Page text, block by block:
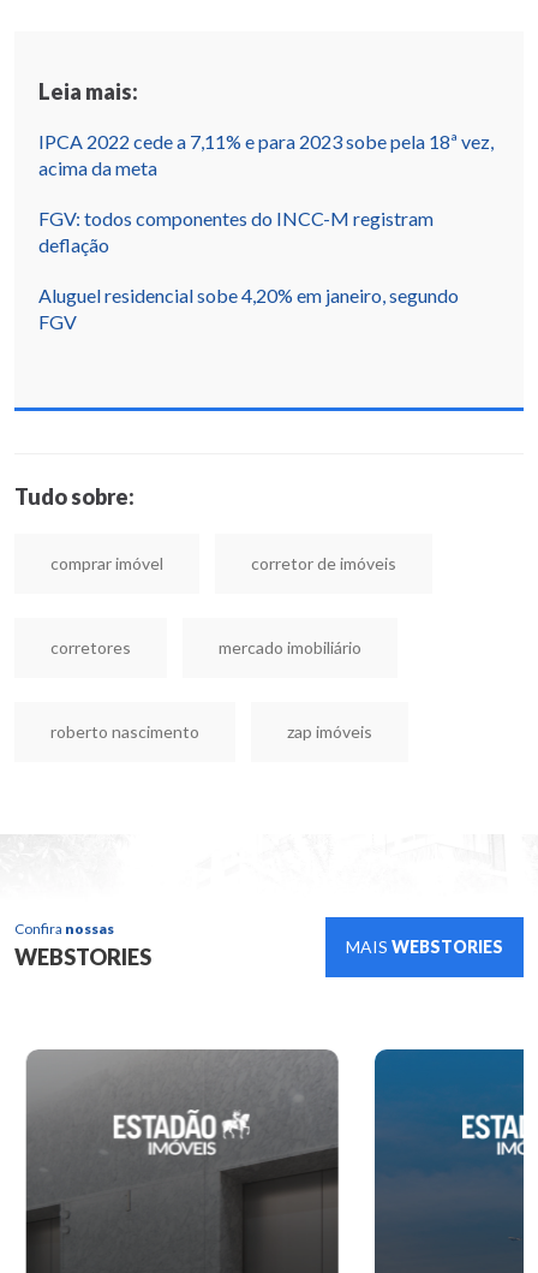
Leia mais:
IPCA 2022 cede a 7,11% e para 2023 sobe pela 18ª vez,
acima da meta
FGV: todos componentes do INCC-M registram
deflação
Aluguel residencial sobe 4,20% em janeiro, segundo
FGV
Tudo sobre:
comprar imóvel corretor de imóveis
corretores mercado imobiliário
roberto nascimento zap imóveis
Confira nossas
WEBSTORIES MAIS WEBSTORIES